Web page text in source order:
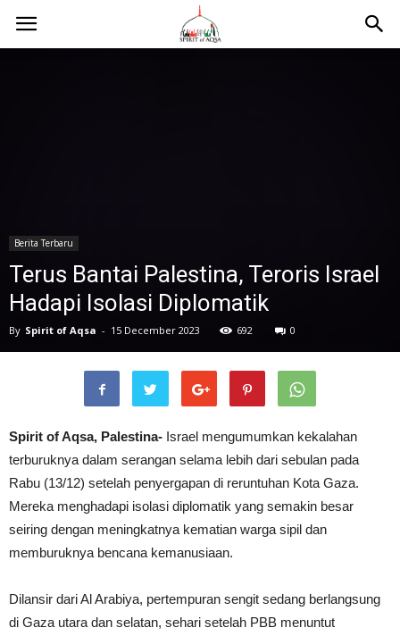
Berita Terbaru
Terus Bantai Palestina, Teroris Israel
Hadapi Isolasi Diplomatik
By Spirit of Aqsa - 15 December 2023 692 0
Spirit of Aqsa, Palestina- Israel mengumumkan kekalahan
terburuknya dalam serangan selama lebih dari sebulan pada
Rabu (13/12) setelah penyergapan di reruntuhan Kota Gaza.
Mereka menghadapi isolasi diplomatik yang semakin besar
seiring dengan meningkatnya kematian warga sipil dan
memburuknya bencana kemanusiaan.
Dilansir dari Al Arabiya, pertempuran sengit sedang berlangsung
di Gaza utara dan selatan, sehari setelah PBB menuntut